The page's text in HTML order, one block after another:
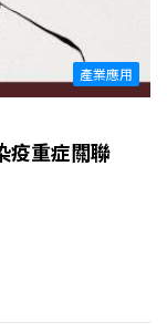
產業應用
疫重症關聯